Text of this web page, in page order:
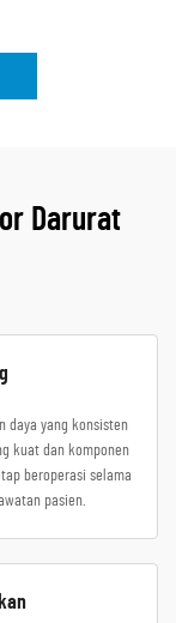
Darurat
daya yang konsisten
kuat dan komponen
beroperasi selama
pasien.